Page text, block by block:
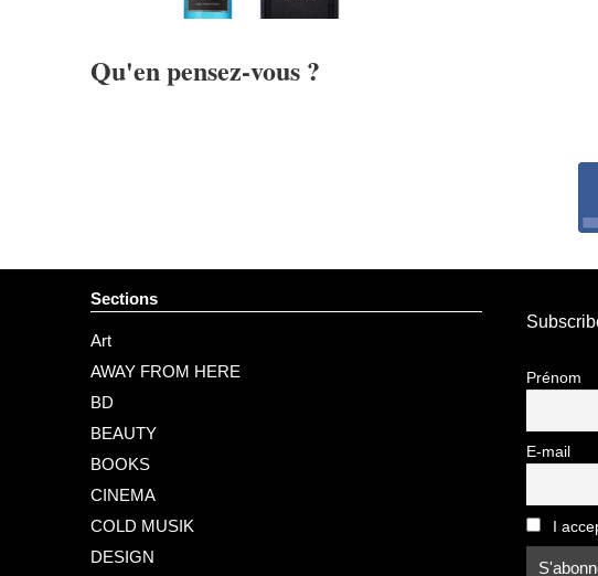
Qu'en pensez-vous ?
Sections
Art
AWAY FROM HERE
BD
BEAUTY
BOOKS
CINEMA
COLD MUSIK
DESIGN
Prénom
E-mail
I